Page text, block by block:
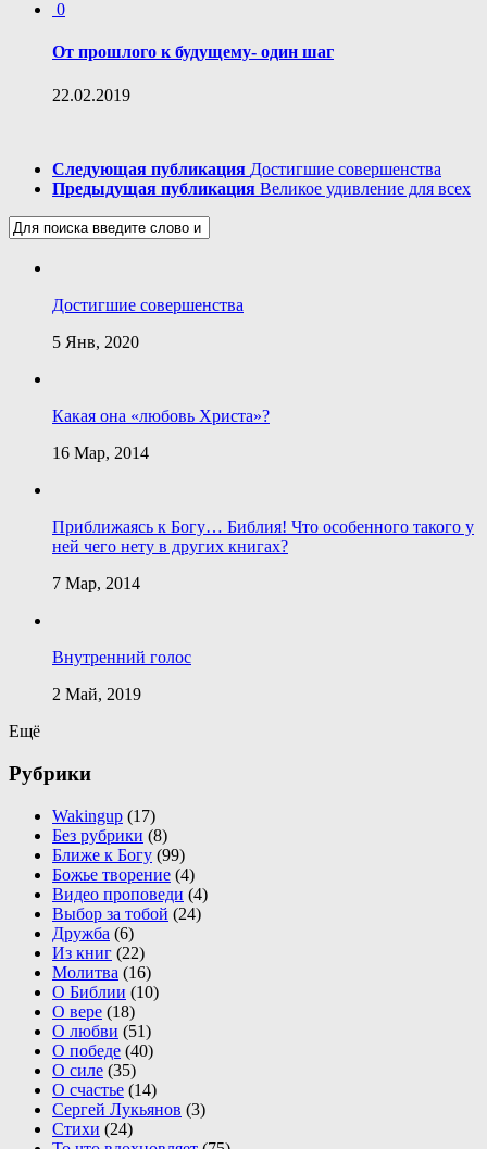
0
От прошлого к будущему- один шаг
22.02.2019
Следующая публикация Достигшие совершенства
Предыдущая публикация Великое удивление для всех
Достигшие совершенства
5 Янв, 2020
Какая она «любовь Христа»?
16 Мар, 2014
Приближаясь к Богу… Библия! Что особенного такого у
ней чего нету в других книгах?
7 Мар, 2014
Внутренний голос
2 Май, 2019
Ещё
Рубрики
Wakingup (17)
Без рубрики (8)
Ближе к Богу (99)
Божье творение (4)
Видео проповеди (4)
Выбор за тобой (24)
Дружба (6)
Из книг (22)
Молитва (16)
О Библии (10)
О вере (18)
О любви (51)
О победе (40)
О силе (35)
О счастье (14)
Сергей Лукьянов (3)
Стихи (24)